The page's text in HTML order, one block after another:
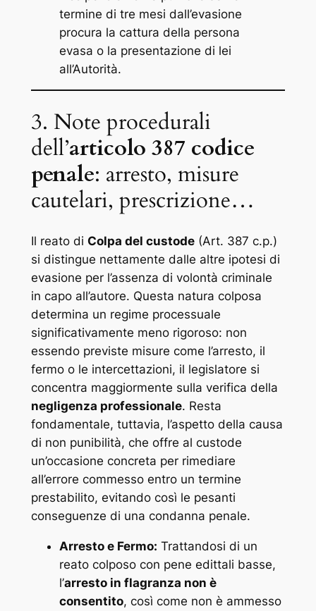
termine di tre mesi dall’evasione
procura la cattura della persona
evasa o la presentazione di lei
all’Autorità.
3. Note procedurali
dell’articolo 387 codice
penale: arresto, misure
cautelari, prescrizione…
Il reato di Colpa del custode(Art. 387 c.p.)
si distingue nettamente dalle altre ipotesi di
evasione per l’assenza di volontà criminale
in capo all’autore. Questa natura colposa
determina un regime processuale
significativamente meno rigoroso: non
essendo previste misure come l’arresto, il
fermo o le intercettazioni, il legislatore si
concentra maggiormente sulla verifica della
negligenza professionale. Resta
fondamentale, tuttavia, l’aspetto della causa
di non punibilità, che offre al custode
un’occasione concreta per rimediare
all’errore commesso entro un termine
prestabilito, evitando così le pesanti
conseguenze di una condanna penale.
Arresto e Fermo: Trattandosi di un
reato colposo con pene edittali basse,
l’arresto in flagranza non è
consentito, così come non è ammesso